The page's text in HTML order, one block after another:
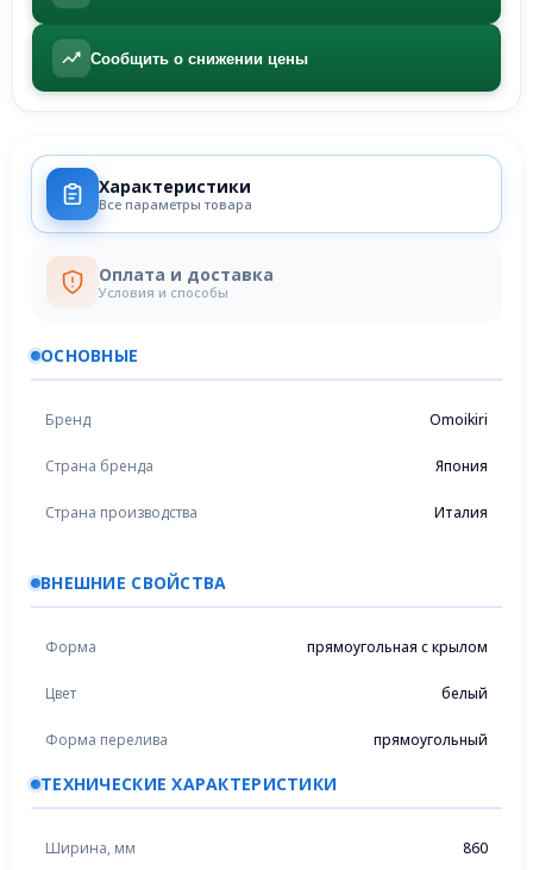
Сообщить о снижении цены
Характеристики
Все параметры товара
Оплата и доставка
Условия и способы
ОСНОВНЫЕ
Бренд Omoikiri
Страна бренда Япония
Страна производства Италия
ВНЕШНИЕ СВОЙСТВА
Форма прямоугольная с крылом
Цвет белый
Форма перелива прямоугольный
ТЕХНИЧЕСКИЕ ХАРАКТЕРИСТИКИ
Ширина, мм 860